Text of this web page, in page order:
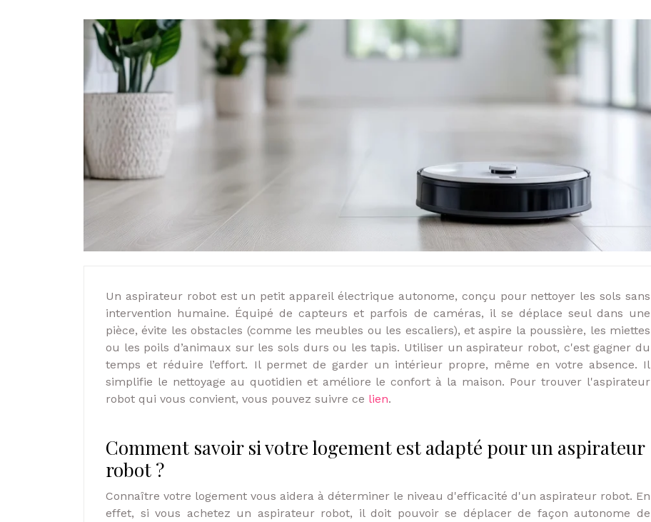
Un aspirateur robot est un petit appareil électrique autonome, conçu pour nettoyer les sols sans
intervention humaine. Équipé de capteurs et parfois de caméras, il se déplace seul dans une
pièce, évite les obstacles (comme les meubles ou les escaliers), et aspire la poussière, les miettes
ou les poils d’animaux sur les sols durs ou les tapis. Utiliser un aspirateur robot, c'est gagner du
temps et réduire l’effort. Il permet de garder un intérieur propre, même en votre absence. Il
simplifie le nettoyage au quotidien et améliore le confort à la maison. Pour trouver l'aspirateur
robot qui vous convient, vous pouvez suivre ce lien.
Comment savoir si votre logement est adapté pour un aspirateur
robot ?
Connaître votre logement vous aidera à déterminer le niveau d'efficacité d'un aspirateur robot. En
effet, si vous achetez un aspirateur robot, il doit pouvoir se déplacer de façon autonome de